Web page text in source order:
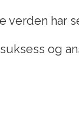
verden har
og